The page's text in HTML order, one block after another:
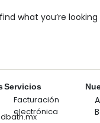
what you’re looking
Servicios
Facturación
electrónica